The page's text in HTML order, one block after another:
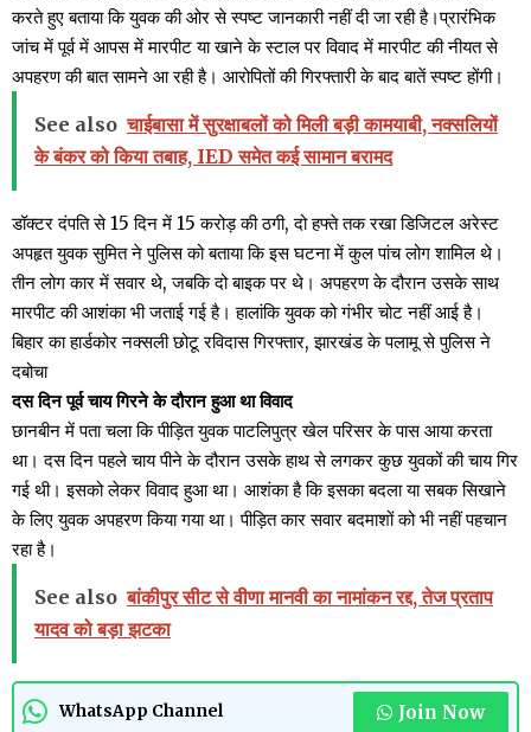
करते हुए बताया कि युवक की ओर से स्पष्ट जानकारी नहीं दी जा रही है।प्रारंभिक
जांच में पूर्व में आपस में मारपीट या खाने के स्टाल पर विवाद में मारपीट की नीयत से
अपहरण की बात सामने आ रही है। आरोपितों की गिरफ्तारी के बाद बातें स्पष्ट होंगी।
See also चाईबासा में सुरक्षाबलों को मिली बड़ी कामयाबी, नक्सलियों
के बंकर को किया तबाह, IED समेत कई सामान बरामद
डॉक्टर दंपति से 15 दिन में 15 करोड़ की ठगी, दो हफ्ते तक रखा डिजिटल अरेस्ट
अपहृत युवक सुमित ने पुलिस को बताया कि इस घटना में कुल पांच लोग शामिल थे।
तीन लोग कार में सवार थे, जबकि दो बाइक पर थे। अपहरण के दौरान उसके साथ
मारपीट की आशंका भी जताई गई है। हालांकि युवक को गंभीर चोट नहीं आई है।
बिहार का हार्डकोर नक्सली छोटू रविदास गिरफ्तार, झारखंड के पलामू से पुलिस ने
दबोचा
दस दिन पूर्व चाय गिरने के दौरान हुआ था विवाद
छानबीन में पता चला कि पीड़ित युवक पाटलिपुत्र खेल परिसर के पास आया करता
था। दस दिन पहले चाय पीने के दौरान उसके हाथ से लगकर कुछ युवकों की चाय गिर
गई थी। इसको लेकर विवाद हुआ था। आशंका है कि इसका बदला या सबक सिखाने
के लिए युवक अपहरण किया गया था। पीड़ित कार सवार बदमाशों को भी नहीं पहचान
रहा है।
See also बांकीपुर सीट से वीणा मानवी का नामांकन रद्द, तेज प्रताप
यादव को बड़ा झटका
WhatsApp Channel Join Now